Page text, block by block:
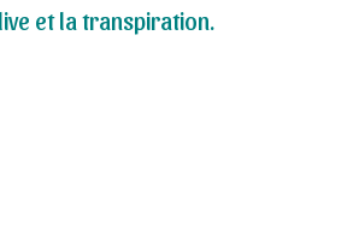
et la transpiration.